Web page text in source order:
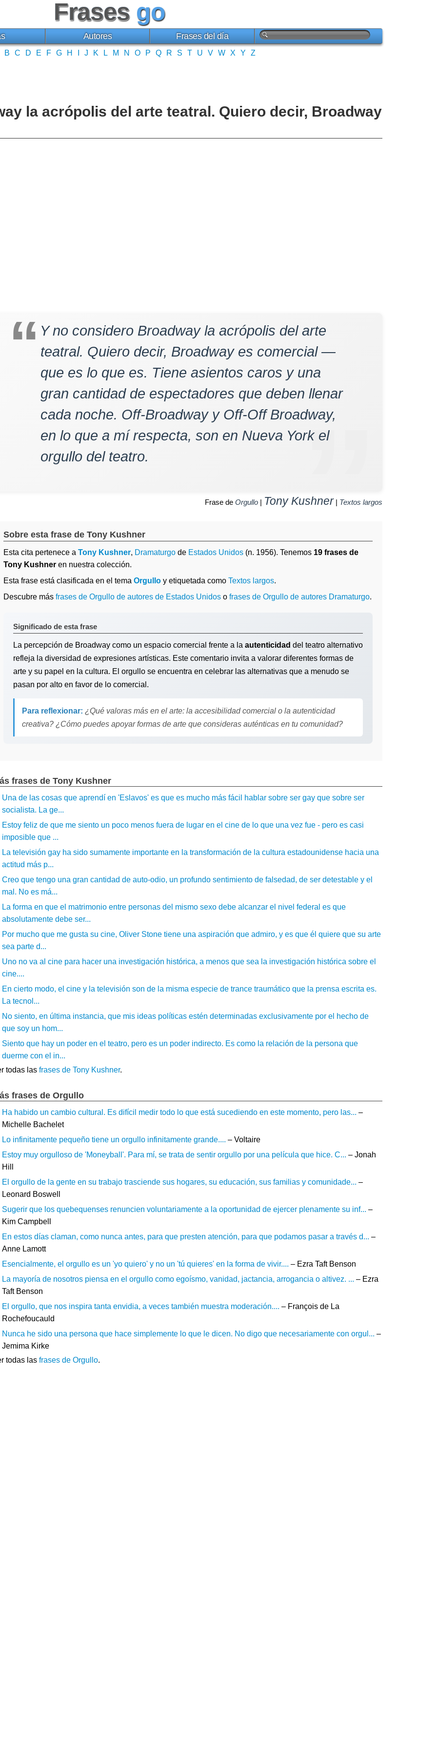
Frases go
Autores Frases del día
B C D E F G H J K L M N O P Q R S T U V W X Y Z
la acrópolis del arte teatral. Quiero decir, Broadway
Y no considero Broadway la acrópolis del arte
teatral. Quiero decir, Broadway es comercial —
que es lo que es. Tiene asientos caros y una
gran cantidad de espectadores que deben llenar
cada noche. Off-Broadway y Off-Off Broadway,
en lo que a mí respecta, son en Nueva York el
orgullo del teatro.
Frase de Orgullo | Tony Kushner| Textos largos
Sobre esta frase de Tony Kushner
Esta cita pertenece a Tony Kushner, Dramaturgo de Estados Unidos (n. 1956). Tenemos 19 frases de
Tony Kushner en nuestra colección.
Esta frase está clasificada en el tema Orgullo y etiquetada como Textos largos.
Descubre más frases de Orgullo de autores de Estados Unidos o frases de Orgullo de autores Dramaturgo.
Significado de esta frase
La percepción de Broadway como un espacio comercial frente a la autenticidad del teatro alternativo
refleja la diversidad de expresiones artísticas. Este comentario invita a valorar diferentes formas de
arte y su papel en la cultura. El orgullo se encuentra en celebrar las alternativas que a menudo se
pasan por alto en favor de lo comercial.
Para reflexionar: ¿Qué valoras más en el arte: la accesibilidad comercial o la autenticidad
creativa? ¿Cómo puedes apoyar formas de arte que consideras auténticas en tu comunidad?
frases de Tony Kushner
Una de las cosas que aprendí en 'Eslavos' es que es mucho más fácil hablar sobre ser gay que sobre ser
socialista. La ge...
Estoy feliz de que me siento un poco menos fuera de lugar en el cine de lo que una vez fue - pero es casi
imposible que ...
La televisión gay ha sido sumamente importante en la transformación de la cultura estadounidense hacia una
actitud más p...
Creo que tengo una gran cantidad de auto-odio, un profundo sentimiento de falsedad, de ser detestable y el
mal. No es má...
La forma en que el matrimonio entre personas del mismo sexo debe alcanzar el nivel federal es que
absolutamente debe ser...
Por mucho que me gusta su cine, Oliver Stone tiene una aspiración que admiro, y es que él quiere que su arte
sea parte d...
Uno no va al cine para hacer una investigación histórica, a menos que sea la investigación histórica sobre el
cine....
En cierto modo, el cine y la televisión son de la misma especie de trance traumático que la prensa escrita es.
La tecnol...
No siento, en última instancia, que mis ideas políticas estén determinadas exclusivamente por el hecho de
que soy un hom...
Siento que hay un poder en el teatro, pero es un poder indirecto. Es como la relación de la persona que
duerme con el in...
todas las frases de Tony Kushner.
frases de Orgullo
Ha habido un cambio cultural. Es difícil medir todo lo que está sucediendo en este momento, pero las... –
Michelle Bachelet
Lo infinitamente pequeño tiene un orgullo infinitamente grande.... – Voltaire
Estoy muy orgulloso de 'Moneyball'. Para mí, se trata de sentir orgullo por una película que hice. C... – Jonah
Hill
El orgullo de la gente en su trabajo trasciende sus hogares, su educación, sus familias y comunidade... –
Leonard Boswell
Sugerir que los quebequenses renuncien voluntariamente a la oportunidad de ejercer plenamente su inf... –
Kim Campbell
En estos días claman, como nunca antes, para que presten atención, para que podamos pasar a través d... –
Anne Lamott
Esencialmente, el orgullo es un 'yo quiero' y no un 'tú quieres' en la forma de vivir.... – Ezra Taft Benson
La mayoría de nosotros piensa en el orgullo como egoísmo, vanidad, jactancia, arrogancia o altivez. ... – Ezra
Taft Benson
El orgullo, que nos inspira tanta envidia, a veces también muestra moderación.... – François de La
Rochefoucauld
Nunca he sido una persona que hace simplemente lo que le dicen. No digo que necesariamente con orgul... –
Jemima Kirke
todas las frases de Orgullo.